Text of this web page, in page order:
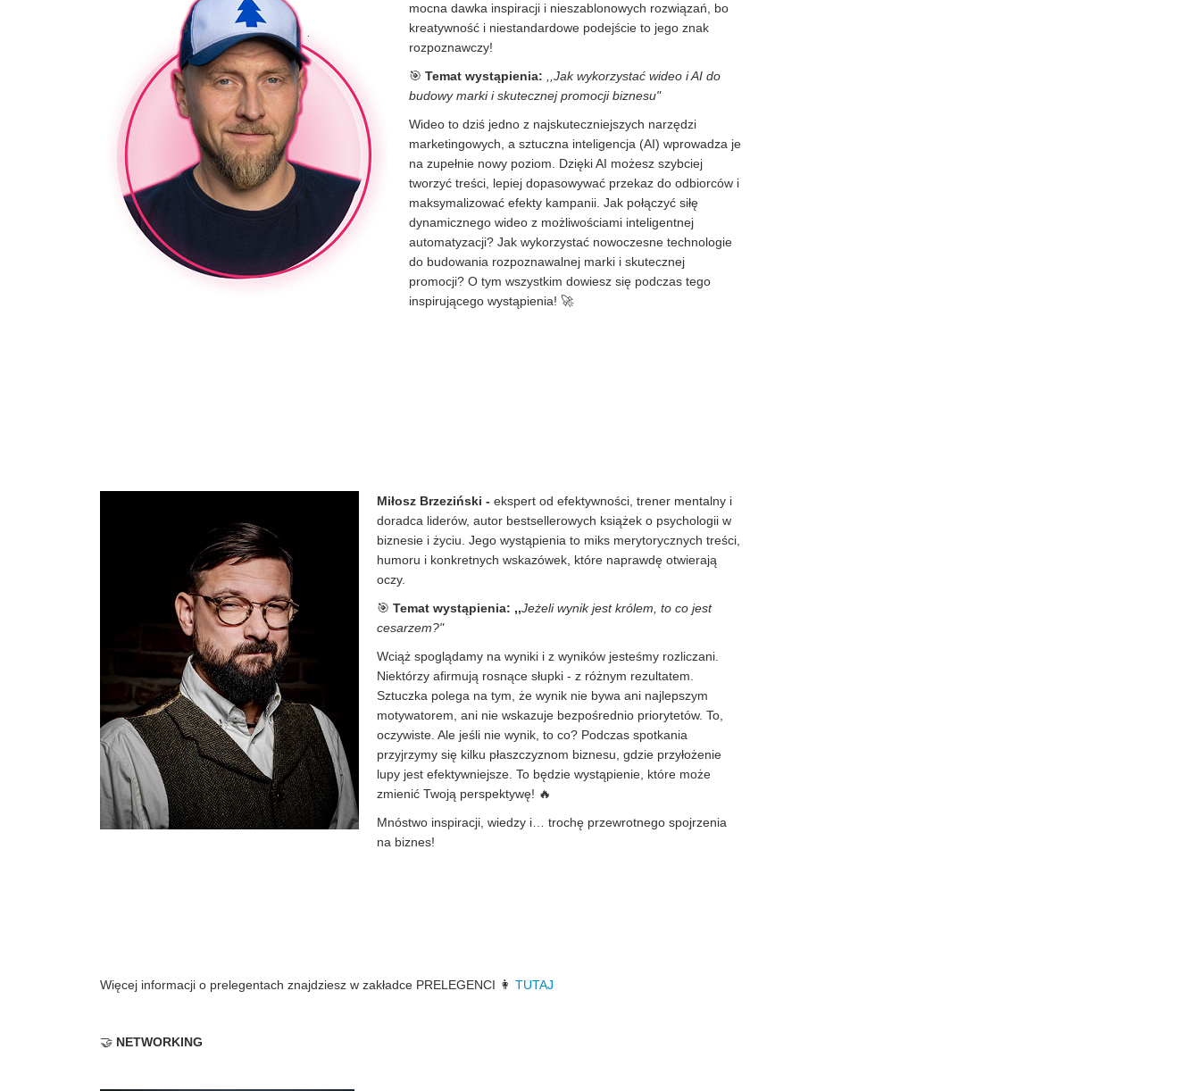
mocna dawka inspiracji i nieszablonowych rozwiązań, bo
kreatywność i niestandardowe podejście to jego znak
rozpoznawczy!
🎯 Temat wystąpienia:
,,Jak wykorzystać wideo i AI do
budowy marki i skutecznej promocji biznesu"
Wideo to dziś jedno z najskuteczniejszych narzędzi
marketingowych, a sztuczna inteligencja (AI) wprowadza je
na zupełnie nowy poziom. Dzięki AI możesz szybciej
tworzyć treści, lepiej dopasowywać przekaz do odbiorców i
maksymalizować efekty kampanii. Jak połączyć siłę
dynamicznego wideo z możliwościami inteligentnej
automatyzacji? Jak wykorzystać nowoczesne technologie
do budowania rozpoznawalnej marki i skutecznej
promocji? O tym wszystkim dowiesz się podczas tego
inspirującego wystąpienia! 🚀
Miłosz Brzeziński - ekspert od efektywności, trener mentalny i
doradca liderów, autor bestsellerowych książek o psychologii w
biznesie i życiu. Jego wystąpienia to miks merytorycznych treści,
humoru i konkretnych wskazówek, które naprawdę otwierają
oczy.
🎯 Temat wystąpienia: ,,Jeżeli wynik jest królem, to co jest
cesarzem?"
Wciąż spoglądamy na wyniki i z wyników jesteśmy rozliczani.
Niektórzy afirmują rosnące słupki - z różnym rezultatem.
Sztuczka polega na tym, że wynik nie bywa ani najlepszym
motywatorem, ani nie wskazuje bezpośrednio priorytetów. To,
oczywiste. Ale jeśli nie wynik, to co? Podczas spotkania
przyjrzymy się kilku płaszczyznom biznesu, gdzie przyłożenie
lupy jest efektywniejsze. To będzie wystąpienie, które może
zmienić Twoją perspektywę! 🔥
Mnóstwo inspiracji, wiedzy i… trochę przewrotnego spojrzenia
na biznes!
Więcej informacji o prelegentach znajdziesz w zakładce PRELEGENCI 👩 TUTAJ
🤝 NETWORKING